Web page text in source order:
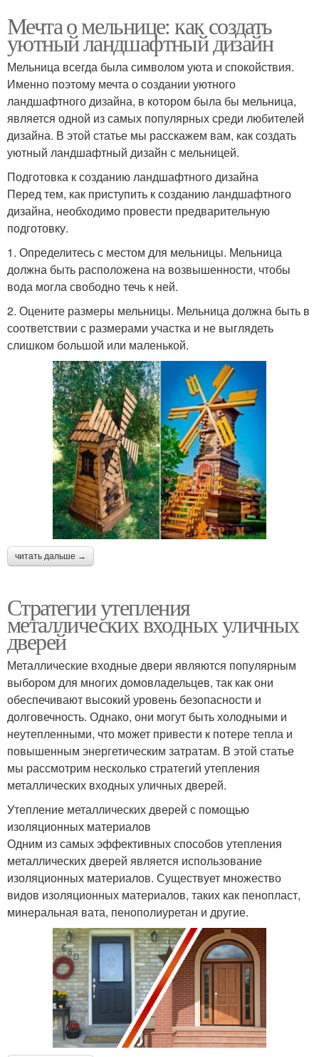
Мечта о мельнице: как создать
уютный ландшафтный дизайн
Мельница всегда была символом уюта и спокойствия.
Именно поэтому мечта о создании уютного
ландшафтного дизайна, в котором была бы мельница,
является одной из самых популярных среди любителей
дизайна. В этой статье мы расскажем вам, как создать
уютный ландшафтный дизайн с мельницей.
Подготовка к созданию ландшафтного дизайна
Перед тем, как приступить к созданию ландшафтного
дизайна, необходимо провести предварительную
подготовку.
1. Определитесь с местом для мельницы. Мельница
должна быть расположена на возвышенности, чтобы
вода могла свободно течь к ней.
2. Оцените размеры мельницы. Мельница должна быть в
соответствии с размерами участка и не выглядеть
слишком большой или маленькой.
читать дальше →
Стратегии утепления
металлических входных уличных
дверей
Металлические входные двери являются популярным
выбором для многих домовладельцев, так как они
обеспечивают высокий уровень безопасности и
долговечность. Однако, они могут быть холодными и
неутепленными, что может привести к потере тепла и
повышенным энергетическим затратам. В этой статье
мы рассмотрим несколько стратегий утепления
металлических входных уличных дверей.
Утепление металлических дверей с помощью
изоляционных материалов
Одним из самых эффективных способов утепления
металлических дверей является использование
изоляционных материалов. Существует множество
видов изоляционных материалов, таких как пенопласт,
минеральная вата, пенополиуретан и другие.